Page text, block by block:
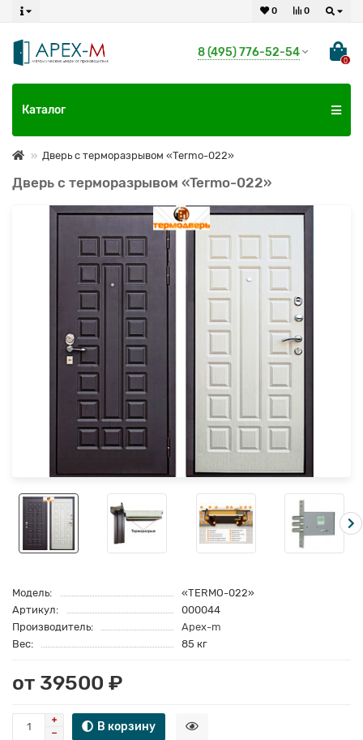
0
0
8 (495) 776-52-54
0
Каталог
Дверь с терморазрывом «Termo-022»
Дверь с терморазрывом «Termo-022»
Модель:
«TERMO-022»
Артикул:
000044
Производитель:
Apex-m
Вес:
85 кг
от 39500 ₽
В корзину